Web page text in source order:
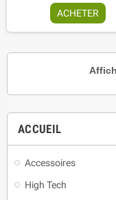
ACCUEIL
Accessoires
High Tech
ACHETER